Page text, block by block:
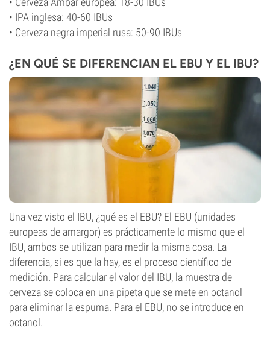
• IPA inglesa: 40-60 IBUs
• Cerveza negra imperial rusa: 50-90 IBUs
¿EN QUÉ SE DIFERENCIAN EL EBU Y EL IBU?
Una vez visto el IBU, ¿qué es el EBU? El EBU (unidades
europeas de amargor) es prácticamente lo mismo que el
IBU, ambos se utilizan para medir la misma cosa. La
diferencia, si es que la hay, es el proceso científico de
medición. Para calcular el valor del IBU, la muestra de
cerveza se coloca en una pipeta que se mete en octanol
para eliminar la espuma. Para el EBU, no se introduce en
octanol.